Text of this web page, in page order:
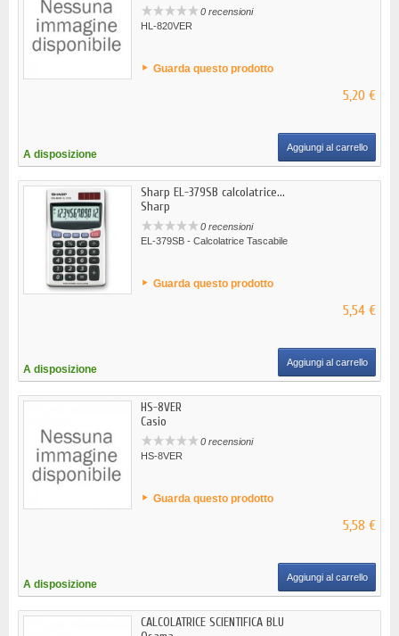
0 recensioni
HL-820VER
Guarda questo prodotto
5,20 €
A disposizione
Aggiungi al carrello
Sharp EL-379SB calcolatrice...
Sharp
0 recensioni
EL-379SB - Calcolatrice Tascabile
Guarda questo prodotto
5,54 €
A disposizione
Aggiungi al carrello
HS-8VER
Casio
0 recensioni
HS-8VER
Guarda questo prodotto
5,58 €
A disposizione
Aggiungi al carrello
CALCOLATRICE SCIENTIFICA BLU